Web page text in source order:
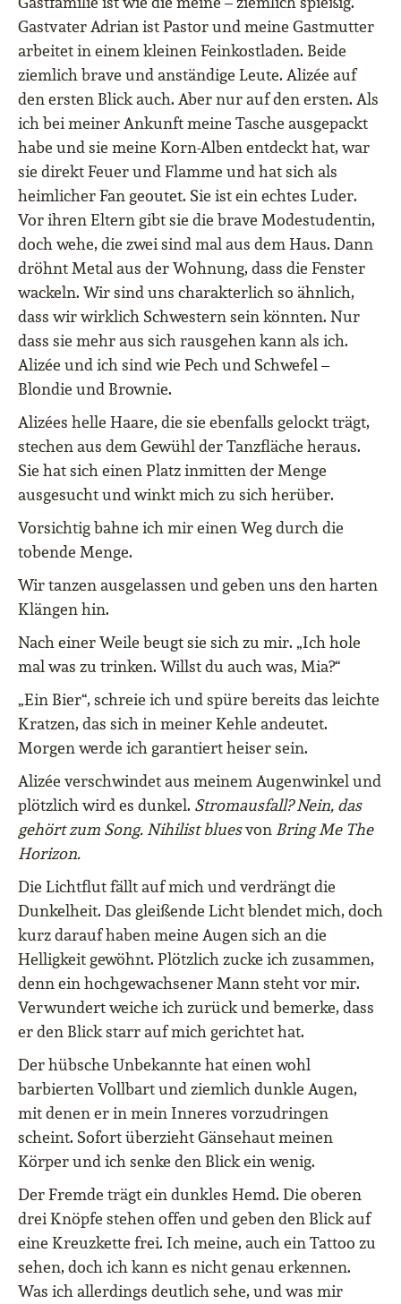
Gastvater Adrian ist Pastor und meine Gastmutter
arbeitet in einem kleinen Feinkostladen. Beide
ziemlich brave und anständige Leute. Alizée auf
den ersten Blick auch. Aber nur auf den ersten. Als
ich bei meiner Ankunft meine Tasche ausgepackt
habe und sie meine Korn-Alben entdeckt hat, war
sie direkt Feuer und Flamme und hat sich als
heimlicher Fan geoutet. Sie ist ein echtes Luder.
Vor ihren Eltern gibt sie die brave Modestudentin,
doch wehe, die zwei sind mal aus dem Haus. Dann
dröhnt Metal aus der Wohnung, dass die Fenster
wackeln. Wir sind uns charakterlich so ähnlich,
dass wir wirklich Schwestern sein könnten. Nur
dass sie mehr aus sich rausgehen kann als ich.
Alizée und ich sind wie Pech und Schwefel –
Blondie und Brownie.
Alizées helle Haare, die sie ebenfalls gelockt trägt,
stechen aus dem Gewühl der Tanzfläche heraus.
Sie hat sich einen Platz inmitten der Menge
ausgesucht und winkt mich zu sich herüber.
Vorsichtig bahne ich mir einen Weg durch die
tobende Menge.
Wir tanzen ausgelassen und geben uns den harten
Klängen hin.
Nach einer Weile beugt sie sich zu mir. „Ich hole
mal was zu trinken. Willst du auch was, Mia?“
„Ein Bier“, schreie ich und spüre bereits das leichte
Kratzen, das sich in meiner Kehle andeutet.
Morgen werde ich garantiert heiser sein.
Alizée verschwindet aus meinem Augenwinkel und
plötzlich wird es dunkel. Stromausfall? Nein, das
gehört zum Song. Nihilist bluesvon Bring Me The
Horizon.
Die Lichtflut fällt auf mich und verdrängt die
Dunkelheit. Das gleißende Licht blendet mich, doch
kurz darauf haben meine Augen sich an die
Helligkeit gewöhnt. Plötzlich zucke ich zusammen,
denn ein hochgewachsener Mann steht vor mir.
Verwundert weiche ich zurück und bemerke, dass
er den Blick starr auf mich gerichtet hat.
Der hübsche Unbekannte hat einen wohl
barbierten Vollbart und ziemlich dunkle Augen,
mit denen er in mein Inneres vorzudringen
scheint. Sofort überzieht Gänsehaut meinen
Körper und ich senke den Blick ein wenig.
Der Fremde trägt ein dunkles Hemd. Die oberen
drei Knöpfe stehen offen und geben den Blick auf
eine Kreuzkette frei. Ich meine, auch ein Tattoo zu
sehen, doch ich kann es nicht genau erkennen.
Was ich allerdings deutlich sehe, und was mir